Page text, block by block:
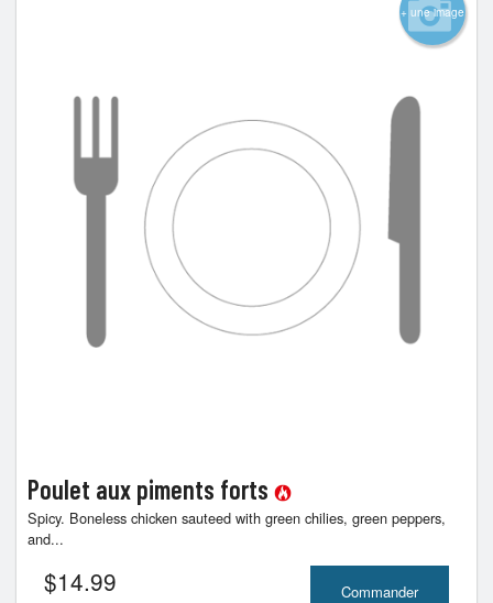
+ une image
Poulet aux piments forts
Spicy. Boneless chicken sauteed with green chilies, green peppers,
and...
$14.99 Commander